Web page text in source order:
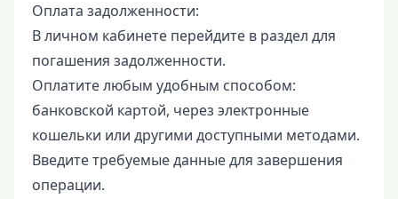
Оплата задолженности:
В личном кабинете перейдите в раздел для
погашения задолженности.
Оплатите любым удобным способом:
банковской картой, через электронные
кошельки или другими доступными методами.
Введите требуемые данные для завершения
операции.